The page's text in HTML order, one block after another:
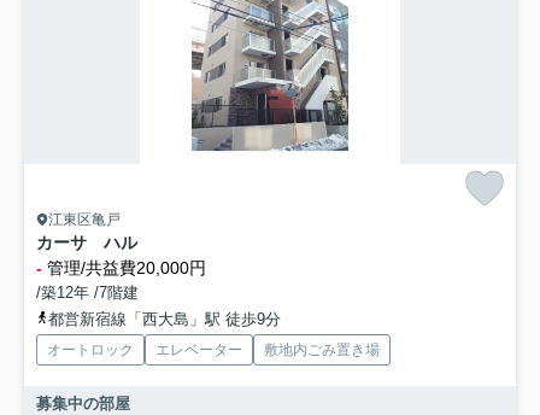
江東区亀戸
カーサ ハル
- 管理/共益費20,000円
/築12年 /7階建
都営新宿線「西大島」駅 徒歩9分
オートロック エレベーター 敷地内ごみ置き場
募集中の部屋